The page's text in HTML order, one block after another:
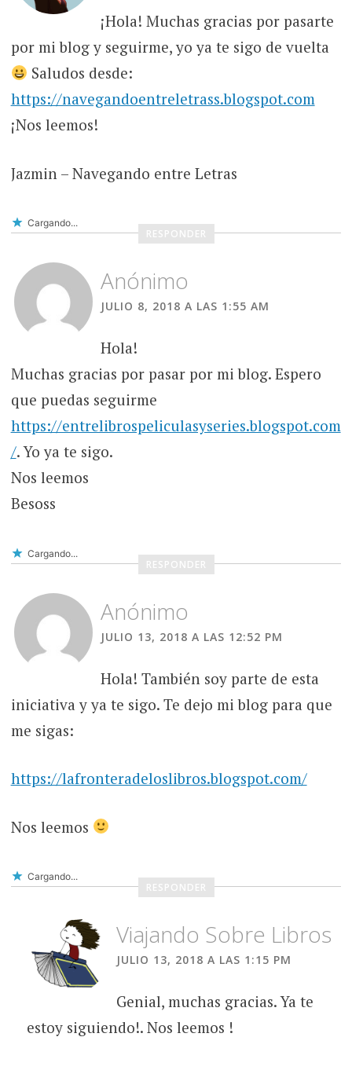
¡Hola! Muchas gracias por pasarte
por mi blog y seguirme, yo ya te sigo de vuelta
Saludos desde:
https://navegandoentreletrass.blogspot.com
¡Nos leemos!
Jazmin – Navegando entre Letras
Cargando...
RESPONDER
Anónimo
JULIO 8, 2018 A LAS 1:55 AM
Hola!
Muchas gracias por pasar por mi blog. Espero
que puedas seguirme
https://entrelibrospeliculasyseries.blogspot.com
/. Yo ya te sigo.
Nos leemos
Besoss
Cargando...
RESPONDER
Anónimo
JULIO 13, 2018 A LAS 12:52 PM
Hola! También soy parte de esta
iniciativa y ya te sigo. Te dejo mi blog para que
me sigas:
https://lafronteradeloslibros.blogspot.com/
Nos leemos
Cargando...
RESPONDER
Viajando Sobre Libros
JULIO 13, 2018 A LAS 1:15 PM
Genial, muchas gracias. Ya te
estoy siguiendo!. Nos leemos !